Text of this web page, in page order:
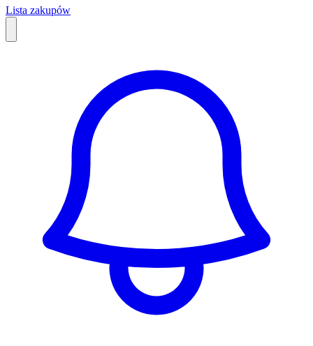
Lista zakupów